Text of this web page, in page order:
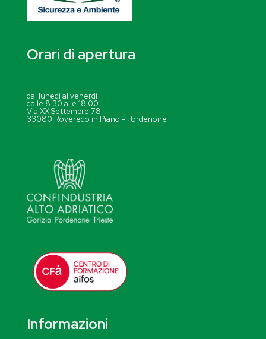
Orari di apertura
dal lunedì al venerdì
dalle 8.30 alle 18.00
Via XX Settembre 78
33080 Roveredo in Piano - Pordenone
Informazioni